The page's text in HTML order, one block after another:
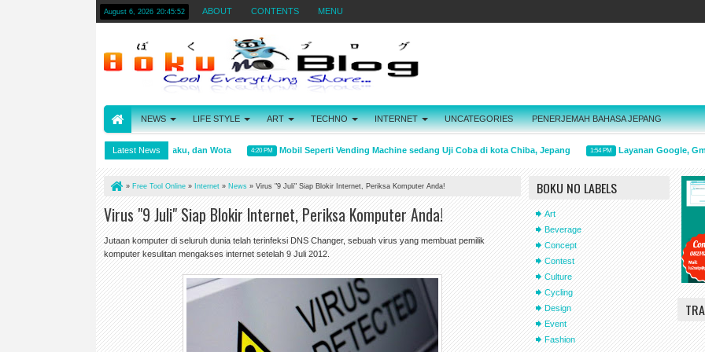
August 6, 2026 20:45:53 ABOUT CONTENTS MENU
NEWS LIFE STYLE ART TECHNO INTERNET UNCATEGORIES PENERJEMAH BAHASA JEPANG
Latest News
Arti kata Wibu, Otaku, dan Wota 4:20 PM Mobil Seperti Vending Machine sedang Uji Coba di kota Chiba, Jepang 1:54 PM Layanan Google, Gmail
» Free Tool Online » Internet » News » Virus "9 Juli" Siap Blokir Internet, Periksa Komputer Anda!
Virus "9 Juli" Siap Blokir Internet, Periksa Komputer Anda!
Jutaan komputer di seluruh dunia telah terinfeksi DNS Changer, sebuah virus yang membuat pemilik
komputer kesulitan mengakses internet setelah 9 Juli 2012.
BOKU NO LABELS
Art
Beverage
Concept
Contest
Culture
Cycling
Design
Event
Fashion